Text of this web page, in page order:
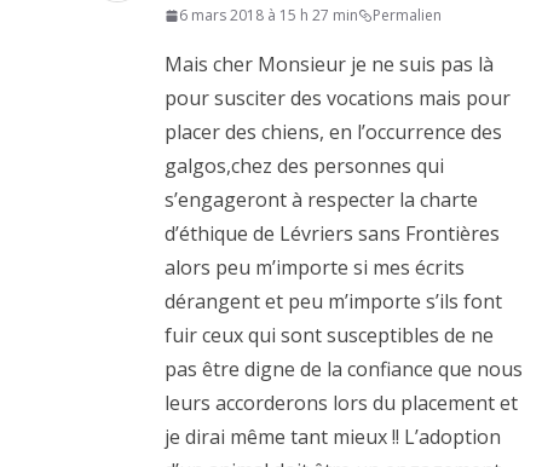
6 mars 2018 à 15 h 27 min Permalien
Mais cher Monsieur je ne suis pas là
pour susciter des vocations mais pour
placer des chiens, en l’occurrence des
galgos,chez des personnes qui
s’engageront à respecter la charte
d’éthique de Lévriers sans Frontières
alors peu m’importe si mes écrits
dérangent et peu m’importe s’ils font
fuir ceux qui sont susceptibles de ne
pas être digne de la confiance que nous
leurs accorderons lors du placement et
je dirai même tant mieux !! L’adoption